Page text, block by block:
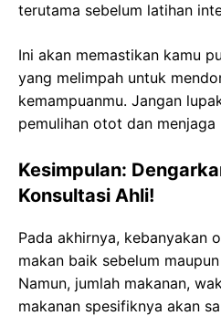
terutama sebelum latihan
Ini akan memastikan kamu
yang melimpah untuk
kemampuanmu. Jangan
pemulihan otot dan menjaga
Kesimpulan:
Konsultasi Ahli!
Pada akhirnya, kebanyakan
makan baik sebelum
Namun, jumlah makanan,
makanan spesifiknya akan